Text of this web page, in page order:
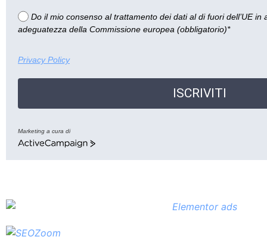
Do il mio consenso al trattamento dei dati al di fuori dell’UE in
adeguatezza della Commissione europea (obbligatorio)*
Privacy Policy
ISCRIVITI
Marketing a cura di
ActiveCampaign